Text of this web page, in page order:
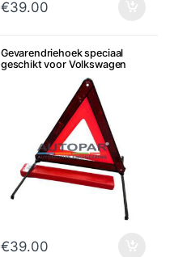
€39.00
Gevarendriehoek speciaal
geschikt voor Volkswagen
€39.00